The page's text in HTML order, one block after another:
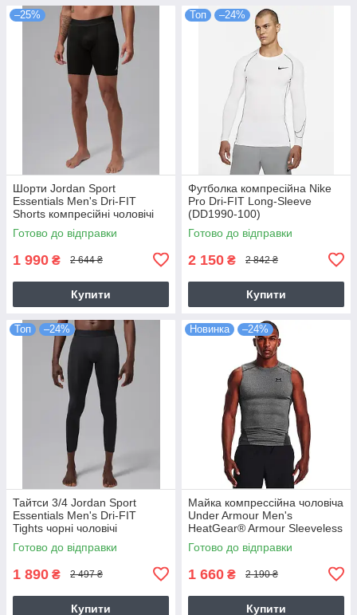
–25%
Шорти Jordan Sport
Essentials Men's Dri-FIT
Shorts компресійні чоловічі
чорні оригінал (IF0897-010)
Готово до відправки
1 990 ₴ 2 644 ₴
Купити
Топ –24%
Футболка компресійна Nike
Pro Dri-FIT Long-Sleeve
(DD1990-100)
Готово до відправки
2 150 ₴ 2 842 ₴
Купити
Топ –24%
Тайтси 3/4 Jordan Sport
Essentials Men's Dri-FIT
Tights чорні чоловічі
баскетбольні (IF0899-010)
Готово до відправки
1 890 ₴ 2 497 ₴
Купити
Новинка –24%
Майка компрессійна чоловіча
Under Armour Men's
HeatGear® Armour Sleeveless
Shirt (1361522-090)
Готово до відправки
1 660 ₴ 2 190 ₴
Купити